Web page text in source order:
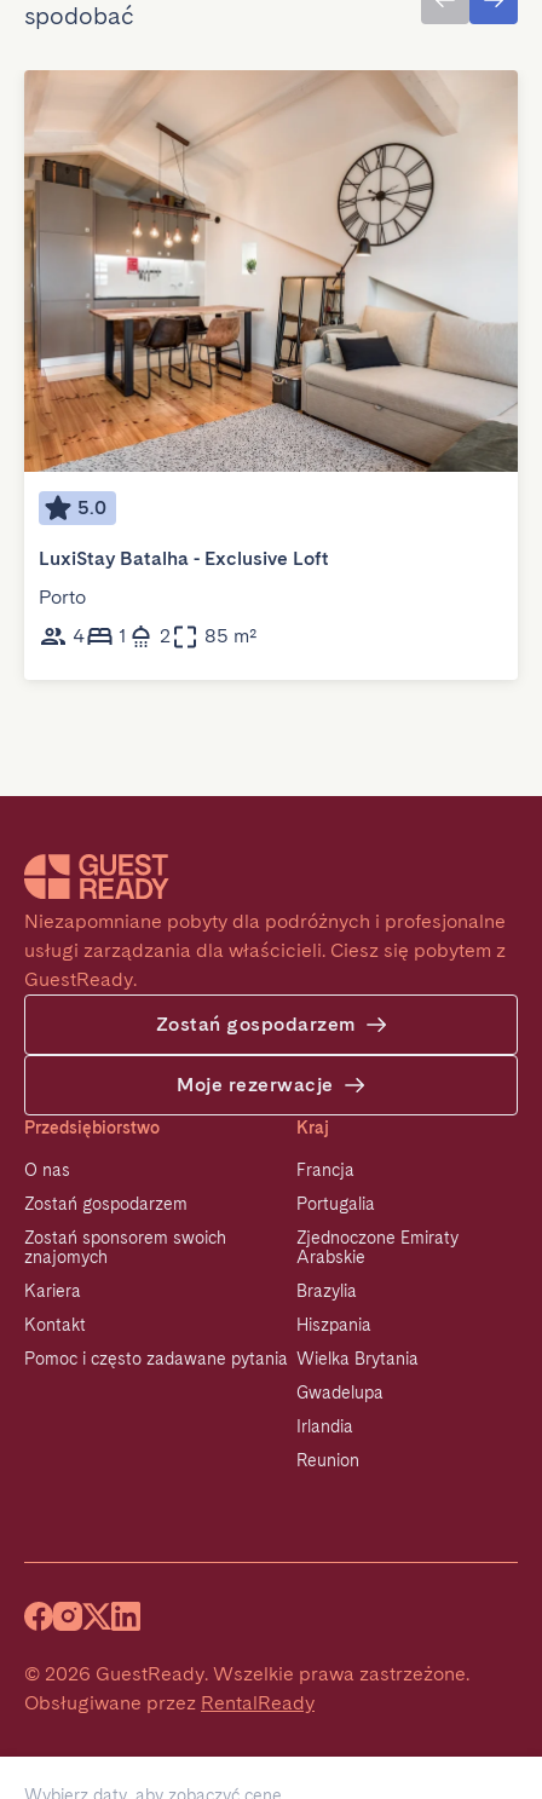
spodobać
5.0
LuxiStay Batalha - Exclusive Loft
Porto
4
1 2 85 m²
Niezapomniane pobyty dla podróżnych i profesjonalne
usługi zarządzania dla właścicieli. Ciesz się pobytem z
GuestReady.
Zostań gospodarzem
Moje rezerwacje
Przedsiębiorstwo
O nas
Zostań gospodarzem
Zostań sponsorem swoich
znajomych
Kariera
Kontakt
Pomoc i często zadawane pytania
Kraj
Francja
Portugalia
Zjednoczone Emiraty
Arabskie
Brazylia
Hiszpania
Wielka Brytania
Gwadelupa
Irlandia
Reunion
© 2026 GuestReady. Wszelkie prawa zastrzeżone.
Obsługiwane przez RentalReady